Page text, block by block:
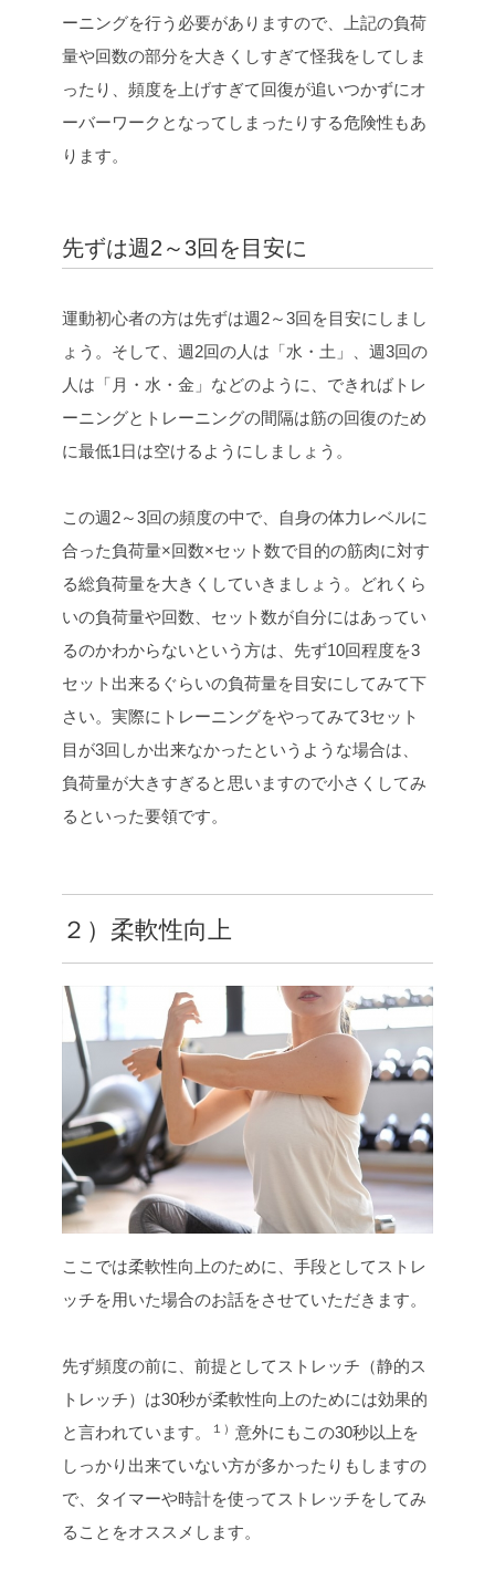
ーニングを行う必要がありますので、上記の負荷
量や回数の部分を大きくしすぎて怪我をしてしま
ったり、頻度を上げすぎて回復が追いつかずにオ
ーバーワークとなってしまったりする危険性もあ
ります。
先ずは週2～3回を目安に
運動初心者の方は先ずは週2～3回を目安にしまし
ょう。そして、週2回の人は「水・土」、週3回の
人は「月・水・金」などのように、できればトレ
ーニングとトレーニングの間隔は筋の回復のため
に最低1日は空けるようにしましょう。
この週2～3回の頻度の中で、自身の体力レベルに
合った負荷量×回数×セット数で目的の筋肉に対す
る総負荷量を大きくしていきましょう。どれくら
いの負荷量や回数、セット数が自分にはあってい
るのかわからないという方は、先ず10回程度を3
セット出来るぐらいの負荷量を目安にしてみて下
さい。実際にトレーニングをやってみて3セット
目が3回しか出来なかったというような場合は、
負荷量が大きすぎると思いますので小さくしてみ
るといった要領です。
２）柔軟性向上
ここでは柔軟性向上のために、手段としてストレ
ッチを用いた場合のお話をさせていただきます。
先ず頻度の前に、前提としてストレッチ（静的ス
トレッチ）は30秒が柔軟性向上のためには効果的
と言われています。
１） 意外にもこの30秒以上を
しっかり出来ていない方が多かったりもしますの
で、タイマーや時計を使ってストレッチをしてみ
ることをオススメします。